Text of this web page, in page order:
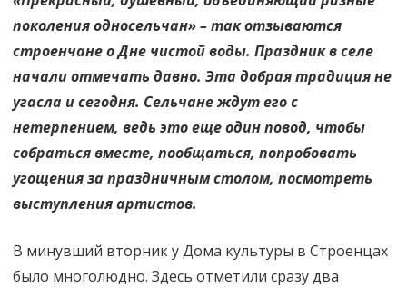
поколения односельчан» – так отзываются
строенчане о Дне чистой воды. Праздник в селе
начали отмечать давно. Эта добрая традиция не
угасла и сегодня. Сельчане ждут его с
нетерпением, ведь это еще один повод, чтобы
собраться вместе, пообщаться, попробовать
угощения за праздничным столом, посмотреть
выступления артистов.
В минувший вторник у Дома культуры в Строенцах
было многолюдно. Здесь отметили сразу два